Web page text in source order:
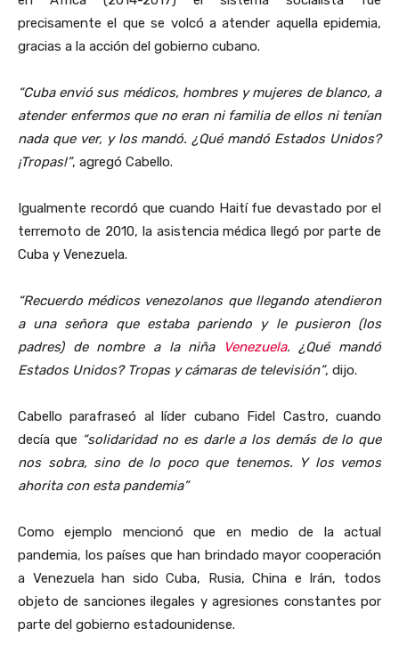
precisamente el que se volcó a atender aquella epidemia,
gracias a la acción del gobierno cubano.
“Cuba envió sus médicos, hombres y mujeres de blanco, a
atender enfermos que no eran ni familia de ellos ni tenían
nada que ver, y los mandó. ¿Qué mandó Estados Unidos?
¡Tropas!”, agregó Cabello.
Igualmente recordó que cuando Haití fue devastado por el
terremoto de 2010, la asistencia médica llegó por parte de
Cuba y Venezuela.
“Recuerdo médicos venezolanos que llegando atendieron
a una señora que estaba pariendo y le pusieron (los
padres) de nombre a la niña
Venezuela. ¿Qué mandó
Estados Unidos? Tropas y cámaras de televisión”, dijo.
Cabello parafraseó al líder cubano Fidel Castro, cuando
decía que “solidaridad no es darle a los demás de lo que
nos sobra, sino de lo poco que tenemos. Y los vemos
ahorita con esta pandemia”
Como ejemplo mencionó que en medio de la actual
pandemia, los países que han brindado mayor cooperación
a Venezuela han sido Cuba, Rusia, China e Irán, todos
objeto de sanciones ilegales y agresiones constantes por
parte del gobierno estadounidense.